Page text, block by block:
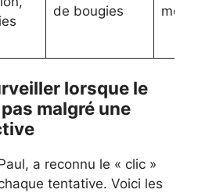
de bougies
lorsque le
malgré une
a reconnu le « clic »
tentative. Voici les